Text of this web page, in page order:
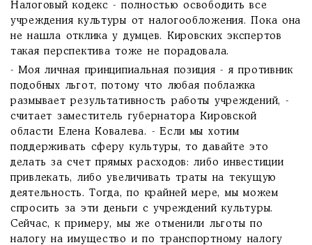
Налоговый кодекс - полностью освободить все
учреждения культуры от налогообложения. Пока она
не нашла отклика у думцев. Кировских экспертов
такая перспектива тоже не порадовала.
- Моя личная принципиальная позиция - я противник
подобных льгот, потому что любая поблажка
размывает результативность работы учреждений, -
считает заместитель губернатора Кировской
области Елена Ковалева. - Если мы хотим
поддерживать сферу культуры, то давайте это
делать за счет прямых расходов: либо инвестиции
привлекать, либо увеличивать траты на текущую
деятельность. Тогда, по крайней мере, мы можем
спросить за эти деньги с учреждений культуры.
Сейчас, к примеру, мы же отменили льготы по
налогу на имущество и по транспортному налогу